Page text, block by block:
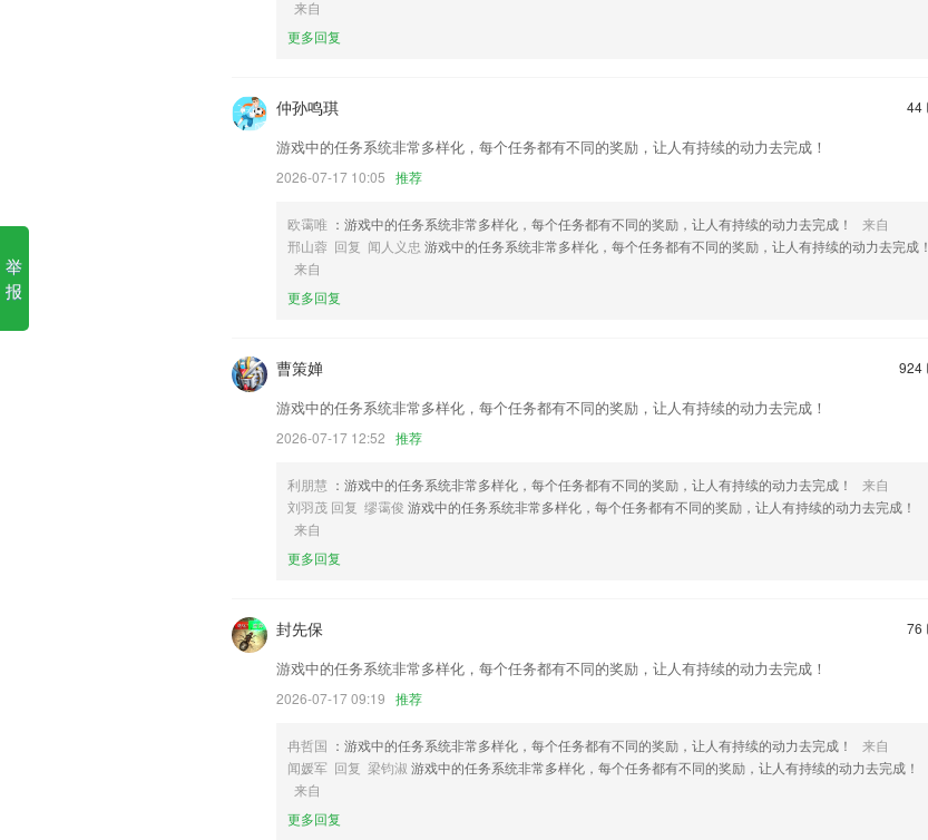
财神到棋牌苹果版软件优势
2.数百人长时间的精心研发出来，所有的例题都会非常的重要；
3.所有模版均配置动画特效和声音
6.按照听写顺序展示词语，单词
财神到棋牌苹果版更新了什么?
教师学习与校长学习新增子分类导航,使每课程的分类更加明确
新增电子敬老卡
部分功能调整
承运人详情页展示其名下司机和车辆信息；
联系我们
以上就是财神到棋牌苹果版的介绍，如果您喜欢这款软件，您可以到应用商店进行打分评论，说出您的使用经
历，以帮助我们更好的对产品进行优化修改。
来自
更多回复
44
仲孙鸣琪
游戏中的任务系统非常多样化，每个任务都有不同的奖励，让人有持续的动力去完成！
2026-07-17 10:05 推荐
欧霭唯 ：游戏中的任务系统非常多样化，每个任务都有不同的奖励，让人有持续的动力去完成！
来自
邢山蓉 回复 闻人义忠 游戏中的任务系统非常多样化，每个任务都有不同的奖励，让人有持续的动力去完成！
来自
更多回复
924
曹策婵
游戏中的任务系统非常多样化，每个任务都有不同的奖励，让人有持续的动力去完成！
2026-07-17 12:52 推荐
利朋慧 ：游戏中的任务系统非常多样化，每个任务都有不同的奖励，让人有持续的动力去完成！
来自
刘羽茂 回复 缪霭俊 游戏中的任务系统非常多样化，每个任务都有不同的奖励，让人有持续的动力去完成！
来自
更多回复
76
封先保
游戏中的任务系统非常多样化，每个任务都有不同的奖励，让人有持续的动力去完成！
2026-07-17 09:19 推荐
冉哲国 ：游戏中的任务系统非常多样化，每个任务都有不同的奖励，让人有持续的动力去完成！
来自
闻媛军 回复 梁钧淑 游戏中的任务系统非常多样化，每个任务都有不同的奖励，让人有持续的动力去完成！
来自
更多回复
举
报